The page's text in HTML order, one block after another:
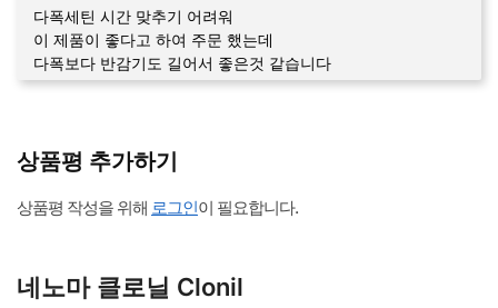
다폭세틴 시간 맞추기 어려워
이 제품이 좋다고 하여 주문 했는데
다폭보다 반감기도 길어서 좋은것 같습니다
상품평 추가하기
상품평 작성을 위해 로그인이 필요합니다.
네노마 클로닐 Clonil